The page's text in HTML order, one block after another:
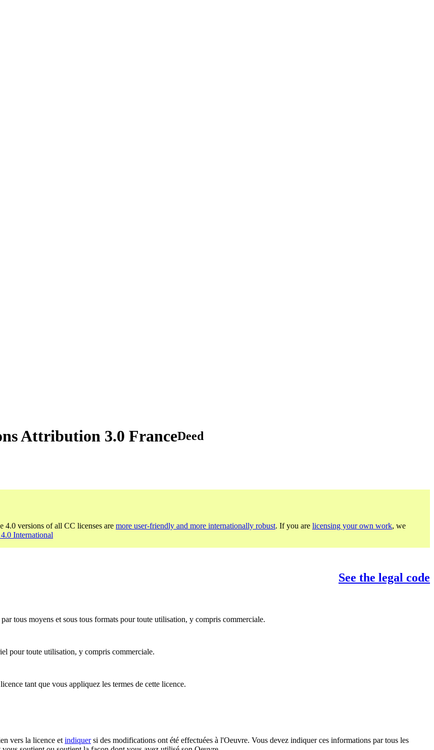
Attribution 3.0 FranceDeed
4.0 versions of all CC licenses are more user-friendly and more internationally robust. If you are licensing your own work, we
International
See the legal code
tous moyens et sous tous formats pour toute utilisation, y compris commerciale.
pour toute utilisation, y compris commerciale.
tant que vous appliquez les termes de cette licence.
vers la licence et indiquersi des modifications ont été effectuées à l'Oeuvre. Vous devez indiquer ces informations par tous les